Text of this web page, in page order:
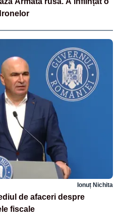
Ionuț Nichita
de afaceri despre
fiscale